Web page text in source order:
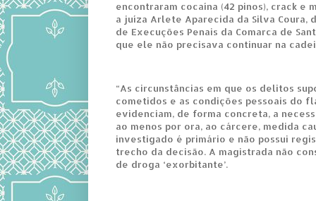
encontraram cocaína (42 pinos), crack e
a juíza Arlete Aparecida da Silva Coura,
de Execuções Penais da Comarca de
que ele não precisava continuar na
“As circunstâncias em que os delitos
cometidos e as condições pessoais do
evidenciam, de forma concreta, a
ao menos por ora, ao cárcere, medida
investigado é primário e não possui
trecho da decisão. A magistrada não
de droga ‘exorbitante’.